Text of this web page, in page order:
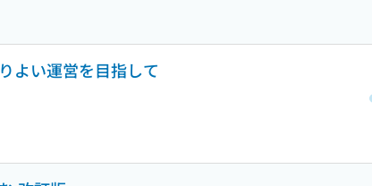
よい運営を目指して